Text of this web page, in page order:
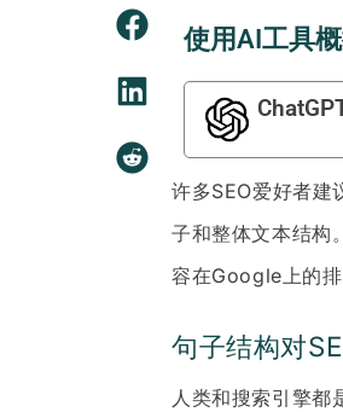
使用AI工具
许多SEO爱好者
子和整体文本结构
容在Google上的排
句子结构对
人类和搜索引擎都